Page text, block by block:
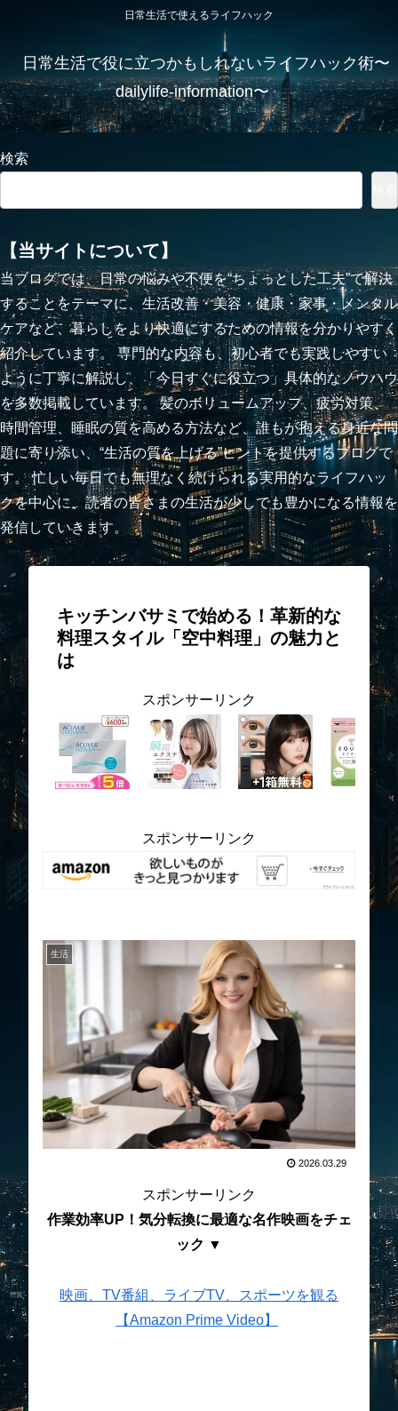
日常生活で使えるライフハック
日常生活で役に立つかもしれないライフハック術〜
dailylife-information〜
検索
【当サイトについて】
当ブログでは、日常の悩みや不便を“ちょっとした工夫”で解決
することをテーマに、生活改善・美容・健康・家事・メンタル
ケアなど、暮らしをより快適にするための情報を分かりやすく
紹介しています。 専門的な内容も、初心者でも実践しやすい
ように丁寧に解説し、「今日すぐに役立つ」具体的なノウハウ
を多数掲載しています。 髪のボリュームアップ、疲労対策、
時間管理、睡眠の質を高める方法など、誰もが抱える身近な問
題に寄り添い、“生活の質を上げる”ヒントを提供するブログで
す。 忙しい毎日でも無理なく続けられる実用的なライフハッ
クを中心に、読者の皆さまの生活が少しでも豊かになる情報を
発信していきます。
キッチンバサミで始める！革新的な
料理スタイル「空中料理」の魅力と
は
スポンサーリンク
スポンサーリンク
生活
2026.03.29
スポンサーリンク
作業効率UP！気分転換に最適な名作映画をチェ
ック ▼
映画、TV番組、ライブTV、スポーツを観る
【Amazon Prime Video】